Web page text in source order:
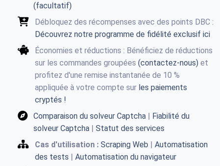
(facultatif)
Débloquez des récompenses avec des points DBC :
Découvrez notre programme de fidélité exclusif ici
Économies et réductions : Bénéficiez de réductions
sur les commandes groupées (contactez-nous) et
profitez d'une remise instantanée de 10 %
appliquée à votre compte sur les paiements
cryptés !
Comparaison du solveur Captcha | Fiabilité du
solveur Captcha | Statut des services
Cas d'utilisation : Scraping Web | Automatisation
des tests | Automatisation du navigateur